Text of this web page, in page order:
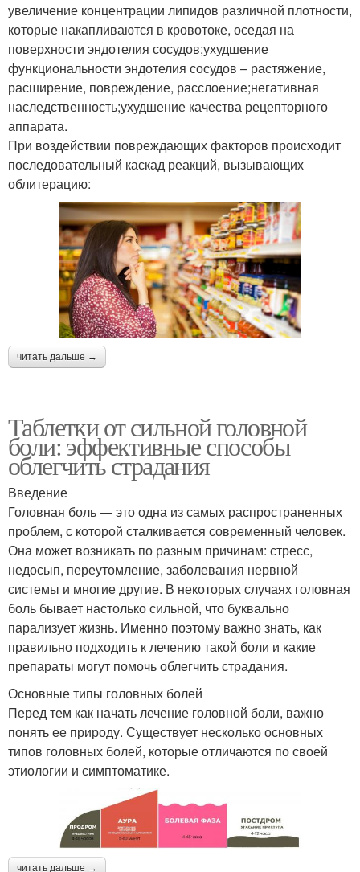
увеличение концентрации липидов различной плотности,
которые накапливаются в кровотоке, оседая на
поверхности эндотелия сосудов;ухудшение
функциональности эндотелия сосудов – растяжение,
расширение, повреждение, расслоение;негативная
наследственность;ухудшение качества рецепторного
аппарата.
При воздействии повреждающих факторов происходит
последовательный каскад реакций, вызывающих
облитерацию:
читать дальше →
Таблетки от сильной головной
боли: эффективные способы
облегчить страдания
Введение
Головная боль — это одна из самых распространенных
проблем, с которой сталкивается современный человек.
Она может возникать по разным причинам: стресс,
недосып, переутомление, заболевания нервной
системы и многие другие. В некоторых случаях головная
боль бывает настолько сильной, что буквально
парализует жизнь. Именно поэтому важно знать, как
правильно подходить к лечению такой боли и какие
препараты могут помочь облегчить страдания.
Основные типы головных болей
Перед тем как начать лечение головной боли, важно
понять ее природу. Существует несколько основных
типов головных болей, которые отличаются по своей
этиологии и симптоматике.
читать дальше →